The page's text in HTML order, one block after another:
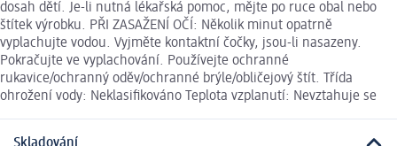
dosah dětí. Je-li nutná lékařská pomoc, mějte po ruce obal nebo
štítek výrobku. PŘI ZASAŽENÍ OČÍ: Několik minut opatrně
vyplachujte vodou. Vyjměte kontaktní čočky, jsou-li nasazeny.
Pokračujte ve vyplachování. Používejte ochranné
rukavice/ochranný oděv/ochranné brýle/obličejový štít. Třída
ohrožení vody: Neklasifikováno Teplota vzplanutí: Nevztahuje se
Skladování